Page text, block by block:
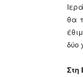
θα
δύο
Στη